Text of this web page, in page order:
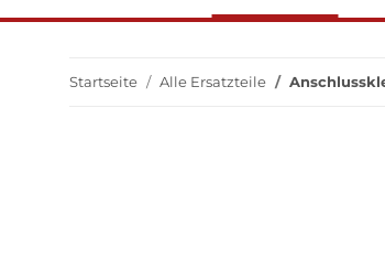
Startseite Alle Ersatzteile